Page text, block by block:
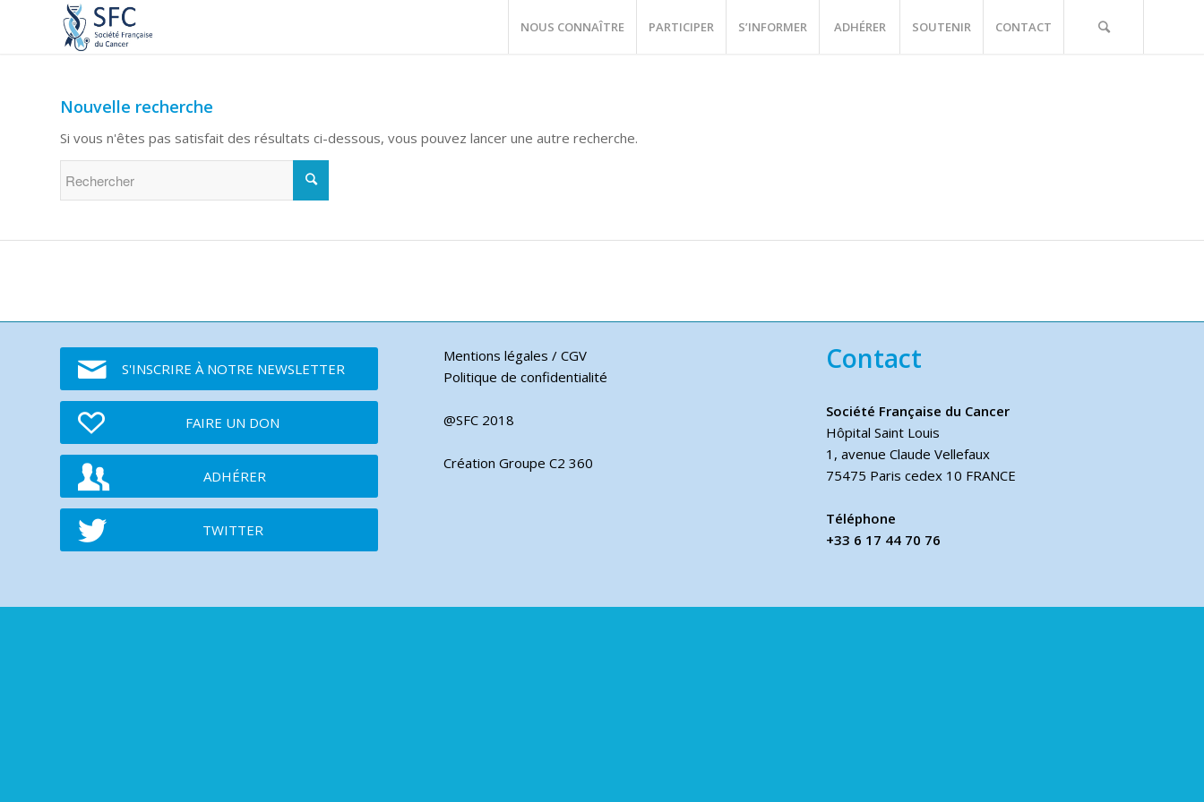
NOUS CONNAÎTRE PARTICIPER S’INFORMER ADHÉRER SOUTENIR CONTACT
Nouvelle recherche
Si vous n'êtes pas satisfait des résultats ci-dessous, vous pouvez lancer une autre recherche.
S'INSCRIRE À NOTRE NEWSLETTER
FAIRE UN DON
ADHÉRER
TWITTER
Mentions légales / CGV
Politique de confidentialité
@SFC 2018
Création Groupe C2 360
Contact
Société Française du Cancer
Hôpital Saint Louis
1, avenue Claude Vellefaux
75475 Paris cedex 10 FRANCE
Téléphone
+33 6 17 44 70 76